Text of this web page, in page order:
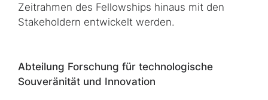
Zeitrahmen des Fellowships hinaus mit den
Stakeholdern entwickelt werden.
Abteilung Forschung für technologische
Souveränität und Innovation